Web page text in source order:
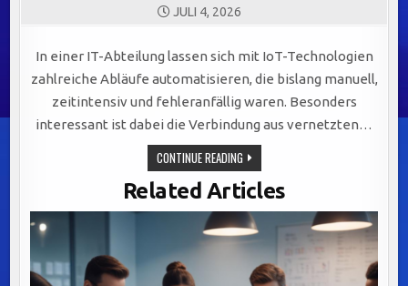
JULI 4, 2026
In einer IT-Abteilung lassen sich mit IoT-Technologien
zahlreiche Abläufe automatisieren, die bislang manuell,
zeitintensiv und fehleranfällig waren. Besonders
interessant ist dabei die Verbindung aus vernetzten…
CONTINUE READINGIOT-
TECHNOLOGIEN
OPTIMIEREN
IT-
ABLÄUFE:
ECHTZEIT-
MONITORING
UND
AUTOMATISIERTE
PROZESSE
FÜR
Related Articles